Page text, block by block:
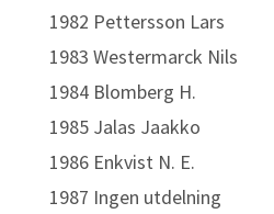
1982 Pettersson Lars
1983 Westermarck Nils
1984 Blomberg H.
1985 Jalas Jaakko
1986 Enkvist N. E.
1987 Ingen utdelning